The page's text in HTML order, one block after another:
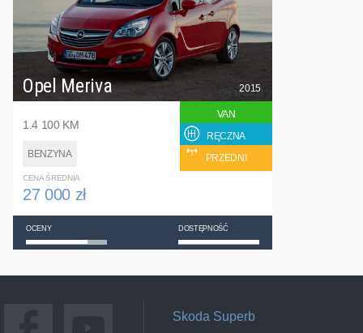
Opel Meriva
1.4 100 KM
BENZYNA
2015
VAN
RĘCZNA
PRZEDNI
CENA ŚREDNIA
27 000 zł
OCENY DOSTĘPNOŚĆ
Skoda Superb